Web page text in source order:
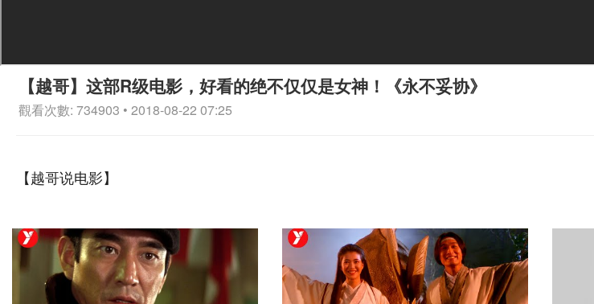
【越哥】这部R级电影，好看的绝不仅仅是女神！《永不妥协》
觀看次數: 734903 • 2018-08-22 07:25
【越哥说电影】